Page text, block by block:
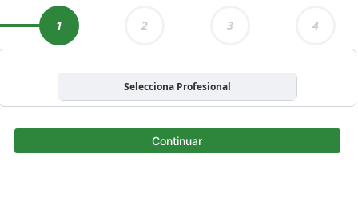
1 2 3 4
Selecciona Profesional
Continuar